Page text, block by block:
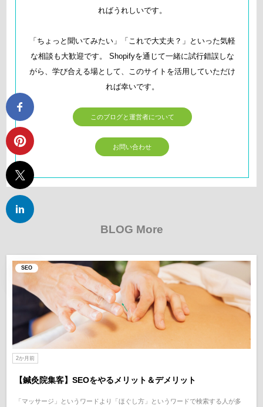
ればうれしいです。
「ちょっと聞いてみたい」「これで大丈夫？」といった気軽
な相談も大歓迎です。 Shopifyを通じて一緒に試行錯誤しな
がら、学び合える場として、このサイトを活用していただけ
れば幸いです。
このブログと運営者について
お問い合わせ
BLOG More
SEO
2か月前
【鍼灸院集客】SEOをやるメリット＆デメリット
「マッサージ」というワードより「ほぐし方」というワードで検索する人が多